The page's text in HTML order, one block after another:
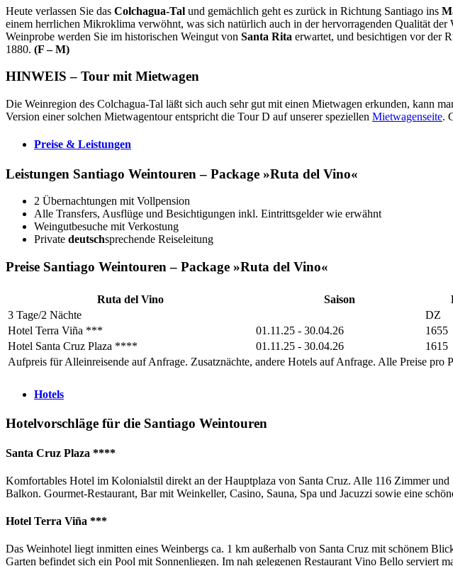
Heute verlassen Sie das Colchagua-Tal und gemächlich geht es zurück in Richtung Santiago ins
einem herrlichen Mikroklima verwöhnt, was sich natürlich auch in der hervorragenden Qualität
Weinprobe werden Sie im historischen Weingut von Santa Rita erwartet, und besichtigen vor der
1880. (F – M)
HINWEIS – Tour mit Mietwagen
Die Weinregion des Colchagua-Tal läßt sich auch sehr gut mit einen Mietwagen erkunden, kann
Version einer solchen Mietwagentour entspricht die Tour D auf unserer speziellen Mietwagenseite.
Preise & Leistungen
Leistungen Santiago Weintouren – Package »Ruta del Vino«
2 Übernachtungen mit Vollpension
Alle Transfers, Ausflüge und Besichtigungen inkl. Eintrittsgelder wie erwähnt
Weingutbesuche mit Verkostung
Private deutschsprechende Reiseleitung
Preise Santiago Weintouren – Package »Ruta del Vino«
Ruta del Vino Saison
3 Tage/2 Nächte
DZ
Hotel Terra Viña ***
01.11.25 - 30.04.26 1655
Hotel Santa Cruz Plaza ****
01.11.25 - 30.04.26 1615
Aufpreis für Alleinreisende auf Anfrage. Zusatznächte, andere Hotels auf Anfrage. Alle Preise pro
Hotels
Hotelvorschläge für die Santiago Weintouren
Santa Cruz Plaza ****
Komfortables Hotel im Kolonialstil direkt an der Hauptplaza von Santa Cruz. Alle 116 Zimmer
Balkon. Gourmet-Restaurant, Bar mit Weinkeller, Casino, Sauna, Spa und Jacuzzi sowie eine
Hotel Terra Viña ***
Das Weinhotel liegt inmitten eines Weinbergs ca. 1 km außerhalb von Santa Cruz mit schönem
Garten befindet sich ein Pool mit Sonnenliegen. Im nah gelegenen Restaurant Vino Bello serviert